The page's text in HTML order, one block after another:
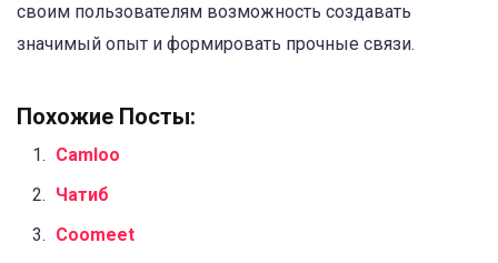
своим пользователям возможность создавать
значимый опыт и формировать прочные связи.
Похожие Посты:
Camloo
Чатиб
Coomeet